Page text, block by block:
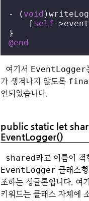
- ( void
    [
self-
@end
여기서 EventLogger
가 생겨나지 않도록
언되었습니다.
public static let
EventLogger()
shared라고 이름이 적
EventLogger 클래스
조하는 싱글톤입니다. 여
키워드는 클래스 자체에